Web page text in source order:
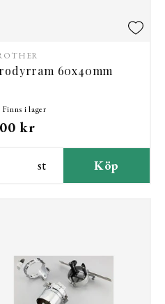
60x40mm
Finns i lager
kr
st Köp